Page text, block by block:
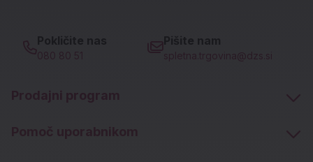
Pokličite nas
080 80 51
Pišite nam
spletna.trgovina@dzs.si
Prodajni program
Pomoč uporabnikom